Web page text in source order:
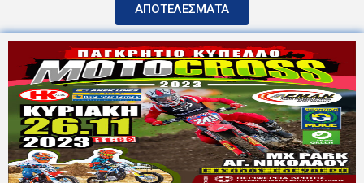
ΑΠΟΤΕΛΕΣΜΑΤΑ